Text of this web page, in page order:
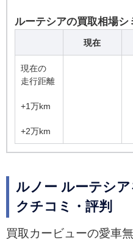
ルーテシアの買取相場シ
現在
現在の
走行距離
+1万km
+2万km
ルノー ルーテシ
クチコミ・評判
買取カービューの愛車